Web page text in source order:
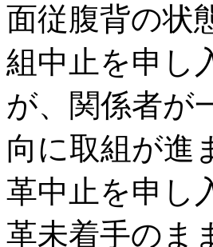
面従腹背の状
組中止を申し
が、関係者が
向に取組が進
革中止を申し
革未着手のま